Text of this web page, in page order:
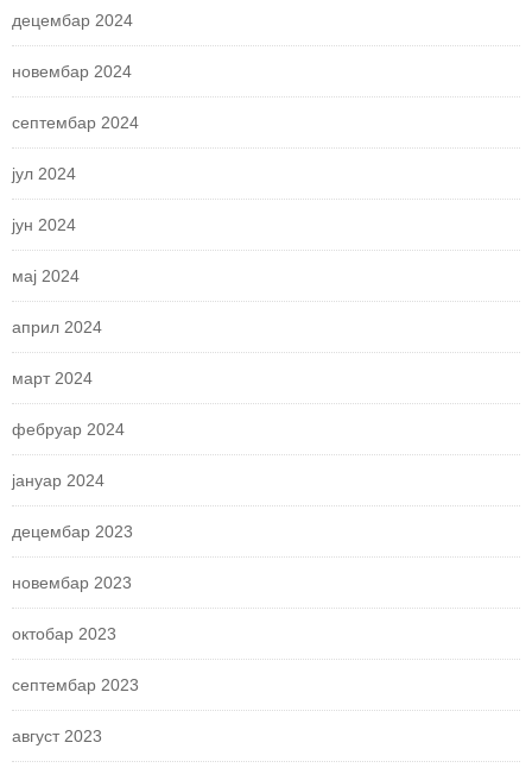
децембар 2024
новембар 2024
септембар 2024
јул 2024
јун 2024
мај 2024
април 2024
март 2024
фебруар 2024
јануар 2024
децембар 2023
новембар 2023
октобар 2023
септембар 2023
август 2023